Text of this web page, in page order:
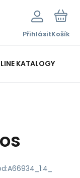
PřihlásitKošík
KATALOGY
A66934_1:4_